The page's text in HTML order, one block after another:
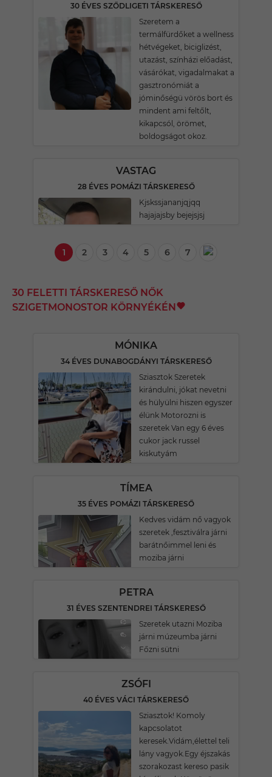
30 ÉVES SZŐDLIGETI TÁRSKERESŐ
Szeretem a
termálfürdőket a wellness
hétvégeket, biciglizést,
utazást, színházi előadást,
vásárókat, vigadalmakat a
gasztronómiát a
jóminőségü vörös bort és
mindent ami feltőlt,
kikapcsól, örömet,
boldogságot okoz.
VASTAG
28 ÉVES POMÁZI TÁRSKERESŐ
Kjskssjananjqjqq
hajajajsby bejejsjsj
1 2 3 4 5 6 7
30 FELETTI TÁRSKERESŐ NŐK
SZIGETMONOSTOR KÖRNYÉKÉN
MÓNIKA
34 ÉVES DUNABOGDÁNYI TÁRSKERESŐ
Sziasztok Szeretek
kirándulni, jókat nevetni
és hülyülni hiszen egyszer
élünk Motorozni is
szeretek Van egy 6 éves
cukor jack russel
kiskutyám
TÍMEA
35 ÉVES POMÁZI TÁRSKERESŐ
Kedves vidám nő vagyok
szeretek ,fesztiválra járni
barátnőimmel leni és
moziba járni
PETRA
31 ÉVES SZENTENDREI TÁRSKERESŐ
Szeretek utazni Moziba
járni múzeumba járni
Főzni sütni
ZSÓFI
40 ÉVES VÁCI TÁRSKERESŐ
Sziasztok! Komoly
kapcsolatot
keresek.Vidám,élettel teli
lány vagyok.Egy éjszakás
szorakozast kereso pasik